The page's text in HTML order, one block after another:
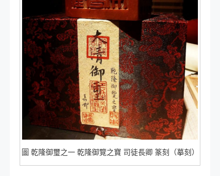
圖 乾隆御璽之一 乾隆御覽之寶 司徒長卿 篆刻（摹刻）